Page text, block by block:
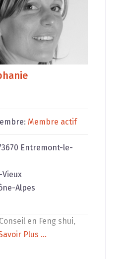
Membre actif
Entremont-le-
Alpes
en Feng shui,
Plus ...